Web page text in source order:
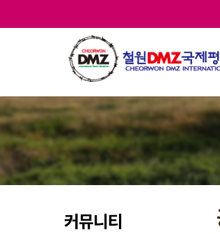
커뮤니티